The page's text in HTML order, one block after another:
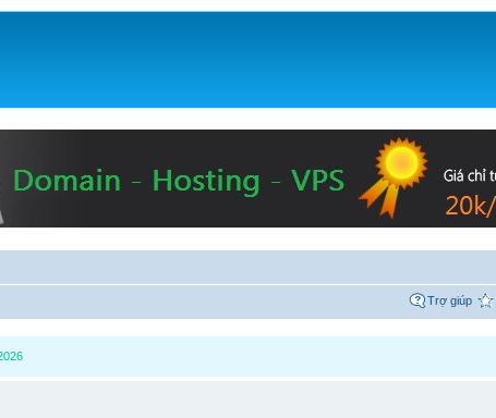
Trợ giúp